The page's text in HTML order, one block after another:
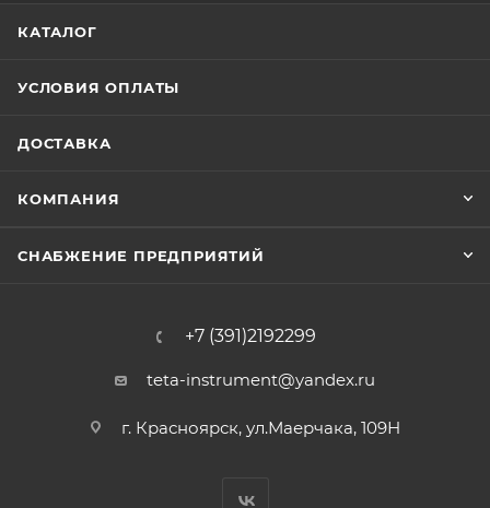
КАТАЛОГ
УСЛОВИЯ ОПЛАТЫ
ДОСТАВКА
КОМПАНИЯ
СНАБЖЕНИЕ ПРЕДПРИЯТИЙ
+7 (391)2192299
teta-instrument@yandex.ru
г. Красноярск, ул.Маерчака, 109Н